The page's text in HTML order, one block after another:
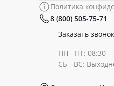
Политика
8 (800) 505-75-71
Заказать звонок
ПН - ПТ: 08:30 –
СБ - ВС: